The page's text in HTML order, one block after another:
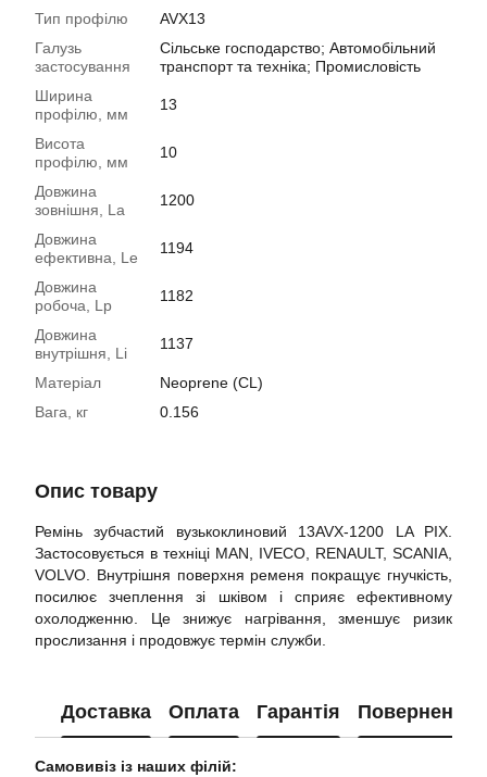
Тип профілю
AVX13
Галузь
застосування
Сільське господарство; Автомобільний
транспорт та техніка; Промисловість
Ширина
профілю, мм
13
Висота
профілю, мм
10
Довжина
зовнішня, La
1200
Довжина
ефективна, Le
1194
Довжина
робоча, Lp
1182
Довжина
внутрішня, Li
1137
Матеріал
Neoprene (CL)
Вага, кг
0.156
Опис товару
Ремінь зубчастий вузькоклиновий 13AVX-1200 LA PIX.
Застосовується в техніці MAN, IVECO, RENAULT, SCANIA,
VOLVO. Внутрішня поверхня ременя покращує гнучкість,
посилює зчеплення зі шківом і сприяє ефективному
охолодженню. Це знижує нагрівання, зменшує ризик
прослизання і продовжує термін служби.
Доставка Оплата Гарантія Повернення
Самовивіз із наших філій: